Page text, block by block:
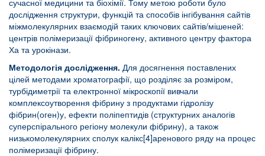
сучасної медицини та біохімії. Тому метою роботи було
дослідження структури, функцій та способів інгібування сайтів
міжмолекулярних взаємодій таких ключових сайтів/мішеней:
центрів полімеризації фібриногену, активного центру фактора
Ха та урокінази.
Методологія дослідження. Для досягнення поставлених
цілей методами хроматографії, що розділяє за розміром,
турбідиметрії та електронної мікроскопії вивчали
комплексоутворення фібрину з продуктами гідролізу
фібрин(оген)у, ефекти поліпептидів (структурних аналогів
суперспірального регіону молекули фібрину), а також
низькомолекулярних сполук калікс[4]аренового ряду на процес
полімеризації фібрину.